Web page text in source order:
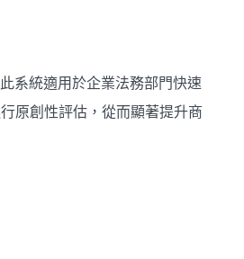
系統適用於企業法務部門快速
原創性評估，從而顯著提升商